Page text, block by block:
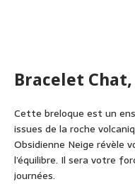
Bracelet
Cette breloque est un
issues de la roche
Obsidienne Neige
l’équilibre. Il sera votre
journées.